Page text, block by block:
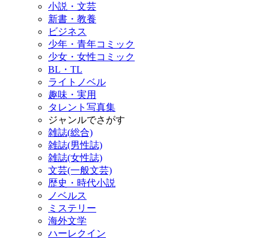
小説・文芸
新書・教養
ビジネス
少年・青年コミック
少女・女性コミック
BL・TL
ライトノベル
趣味・実用
タレント写真集
ジャンルでさがす
雑誌(総合)
雑誌(男性誌)
雑誌(女性誌)
文芸(一般文芸)
歴史・時代小説
ノベルス
ミステリー
海外文学
ハーレクイン